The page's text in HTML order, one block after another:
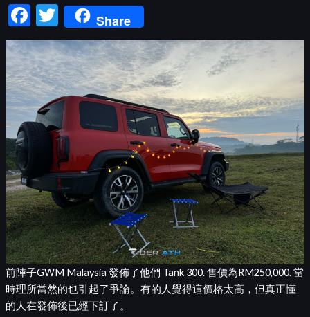
F
ac
e
b
o
o
T
w
itt
er
Share
前陣子GWM Malaysia 發佈了他們 Tank 300. 售價為RM250,000. 當
時理所當然的也引起了爭論。有的人覺得這價格太高，但真正懂
的人在發佈後已經下訂了。